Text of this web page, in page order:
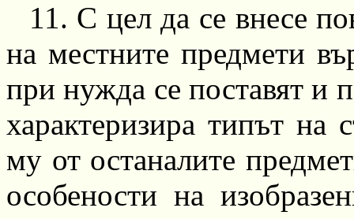
11. С цел да се внесе
на местните предмети
при нужда се поставят и
характеризира типът на
му от останалите
особености на